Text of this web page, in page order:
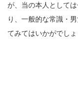
が、当の本人として
り、一般的な常識・
てみてはいかがでしょ